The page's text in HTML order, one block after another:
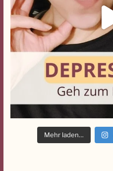
Mehr laden…